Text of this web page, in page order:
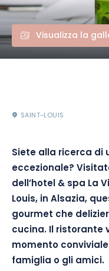
Visualizza la
SAINT-LOUIS
Siete alla ricerca di
eccezionale?
dell’hotel & spa La
Louis, in Alsazia,
gourmet che
cucina. Il ristorante
momento
famiglia o gli amici.